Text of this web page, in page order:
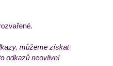
můžeme získat
odkazů neovlivní